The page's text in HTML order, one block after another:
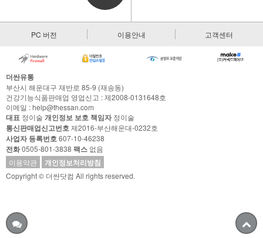
PC 버전 이용안내 고객센터
더싼유통
부산시 해운대구 재반로 85-9 (재송동)
건강기능식품판매업 영업신고 : 제2008-0131648호
이메일 : help@thessan.com
대표 정이술 개인정보 보호 책임자정이술
통신판매업신고번호제2016-부산해운대-0232호
사업자 등록번호607-10-46238
전화0505-801-3838 팩스 없음
이용약관
개인정보처리방침
Copyright © 더싼닷컴 All rights reserved.